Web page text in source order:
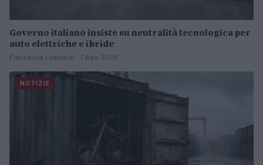
Governo italiano insiste su neutralità tecnologica per
auto elettriche e ibride
Francesca Lombardi · 7 Ago 2026
NOTIZIE